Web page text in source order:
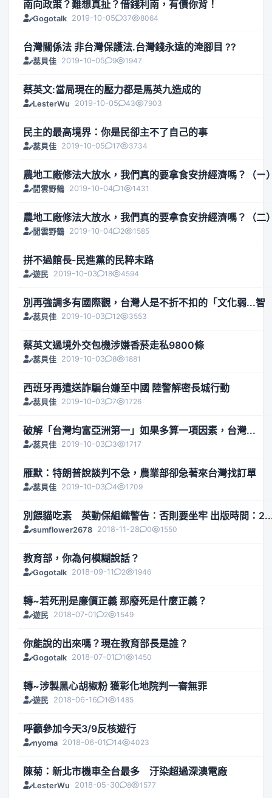
南向政策？難想真扯？借錢利南，有債你背！
Gogotalk 2019-10-05 37 8064
台灣關係法 非台灣保護法.台灣錢永遠的淹腳目 ??
蕊貝佳 2019-10-05 9 1947
蔡英文:當局現在的壓力都是馬英九造成的
LesterWu 2019-10-05 43 7903
民主的最高境界：你是民卻主不了自己的事
蕊貝佳 2019-10-05 17 3734
農地工廠修法大放水，我們真的要拿食安拚經濟嗎？（ㄧ
閒雲野鶴 2019-10-04 1 1431
農地工廠修法大放水，我們真的要拿食安拚經濟嗎？（二
閒雲野鶴 2019-10-04 2 1585
拼不過館長-民進黨的民粹末路
遊民 2019-10-03 18 4594
別再強調多有國際觀，台灣人是不折不扣的「文化弱...智
蕊貝佳 2019-10-03 12 3553
蔡英文過境外交包機涉嫌香菸走私9800條
蕊貝佳 2019-10-03 8 1881
西班牙再遣送詐騙台嫌至中國 陸警解密長城行動
蕊貝佳 2019-10-03 7 1726
破解「台灣均富亞洲第一」如果多算一項因素，台灣...
蕊貝佳 2019-10-03 3 1717
雁默：特朗普說談判不急，農業部卻急著來台灣找訂單
蕊貝佳 2019-10-03 4 1709
別餵貓吃素 英動保組織警告︰否則要坐牢 出版時間：
sumflower2678 2018-11-28 0 1550
教育部，你為何模糊說話？
Gogotalk 2018-09-11 2 1946
轉~若死刑是廉價正義 那廢死是什麼正義？
遊民 2018-07-01 2 1549
你能說的出來嗎？現在教育部長是誰？
Gogotalk 2018-07-01 1 1450
轉~涉製黑心胡椒粉 獲彰化地院判一審無罪
遊民 2018-06-16 1 1485
呼籲參加今天3/9反核遊行
nyoma 2018-06-01 14 4023
陳菊：新北市機車全台最多 汙染超過深澳電廠
LesterWu 2018-05-30 8 1577